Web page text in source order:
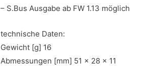
– S.Bus Ausgabe ab FW 1.13 möglich
technische Daten:
Gewicht [g] 16
Abmessungen [mm] 51 x 28 x 11